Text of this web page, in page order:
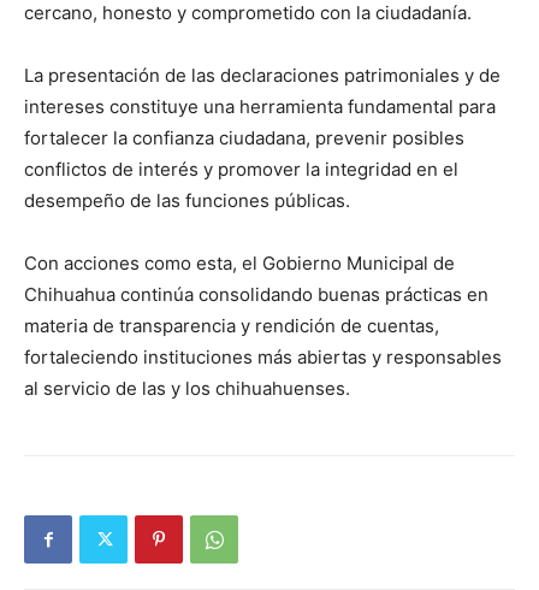
cercano, honesto y comprometido con la ciudadanía.
La presentación de las declaraciones patrimoniales y de
intereses constituye una herramienta fundamental para
fortalecer la confianza ciudadana, prevenir posibles
conflictos de interés y promover la integridad en el
desempeño de las funciones públicas.
Con acciones como esta, el Gobierno Municipal de
Chihuahua continúa consolidando buenas prácticas en
materia de transparencia y rendición de cuentas,
fortaleciendo instituciones más abiertas y responsables
al servicio de las y los chihuahuenses.